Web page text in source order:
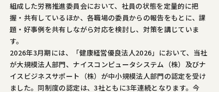
組成した労務推進委員会において、社員の状態を定量的に把
握・共有しているほか、各職場の委員からの報告をもとに、課
題・好事例を共有しながら対応を検討し、対策を講じていま
す。
2026年3月期には、「健康経営優良法人2026」において、当社
が大規模法人部門、ナイスコンピュータシステム（株）及びナ
イスビジネスサポート（株）が中小規模法人部門の認定を受け
ました。同制度の認定は、3社ともに3年連続となります。今